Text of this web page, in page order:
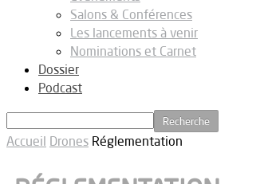
Salons & Conférences
Les lancements à venir
Nominations et Carnet
Dossier
Podcast
Accueil Drones Réglementation